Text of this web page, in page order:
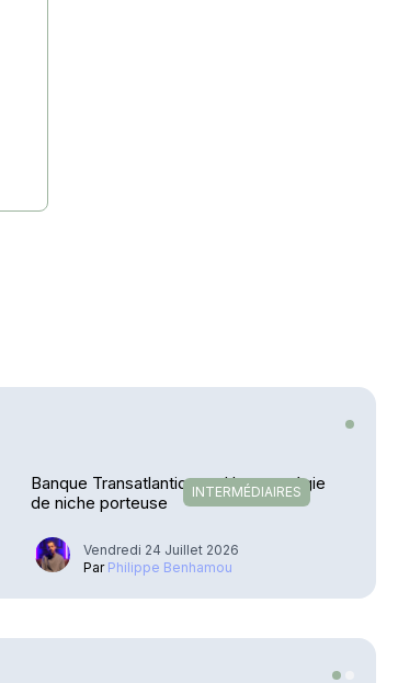
INTERMÉDIAIRES
Banque Transatlantique – Une stratégie
de niche porteuse
Vendredi 24 Juillet 2026
Par Philippe Benhamou